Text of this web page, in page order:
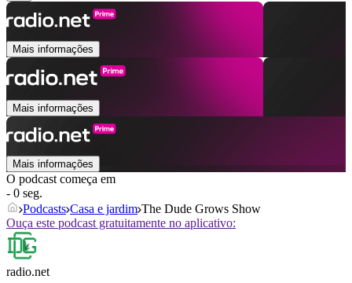
Mais informações
Mais informações
Mais informações
O podcast começa em
- 0 seg.
Podcasts Casa e jardim The Dude Grows Show
Ouça este podcast gratuitamente no aplicativo:
radio.net